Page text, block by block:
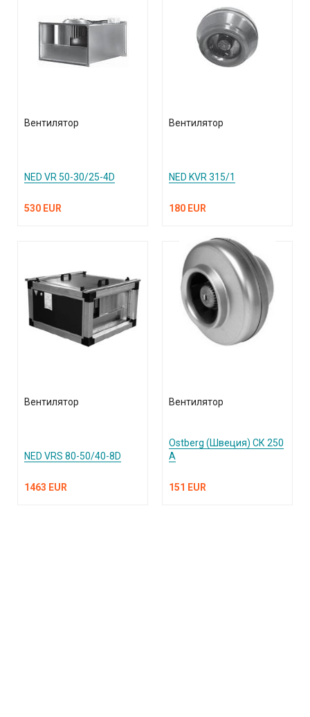
Вентилятор
NED VR 50-30/25-4D
530 EUR
Вентилятор
NED KVR 315/1
180 EUR
Вентилятор
NED VRS 80-50/40-8D
1463 EUR
Вентилятор
Ostberg (Швеция) СК 250
А
151 EUR